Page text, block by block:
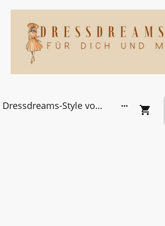
Dressdreams-Style von Kundinnen